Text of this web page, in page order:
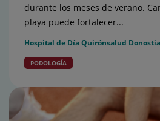
durante los meses de verano.
playa puede fortalecer...
Hospital de Día Quirónsalud Donostia
PODOLOGÍA